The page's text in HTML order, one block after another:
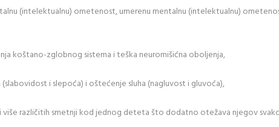
(intelektualnu) ometenost, umerenu mentalnu (intelektualnu)
koštano-zglobnog sistema i teška neuromišićna oboljenja,
i slepoća) i oštećenje sluha (nagluvost i gluvoća),
različitih smetnji kod jednog deteta što dodatno otežava njegov